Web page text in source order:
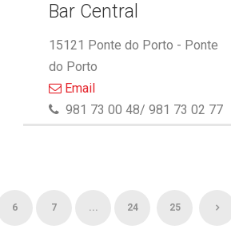
Bar Central
15121 Ponte do Porto - Ponte
do Porto
Email
981 73 00 48/ 981 73 02 77
6 7 ... 24 25